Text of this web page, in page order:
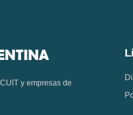
y empresas de